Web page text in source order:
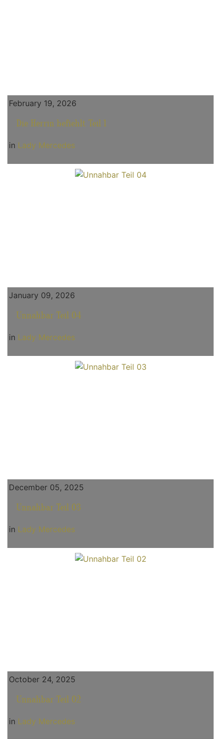
February 19, 2026
Die Herrin befiehlt Teil 1
in Lady Mercedes
January 09, 2026
Unnahbar Teil 04
in Lady Mercedes
December 05, 2025
Unnahbar Teil 03
in Lady Mercedes
October 24, 2025
Unnahbar Teil 02
in Lady Mercedes